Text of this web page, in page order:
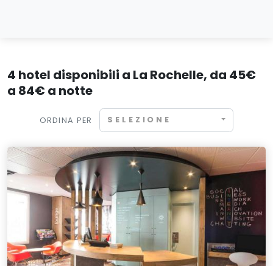
4 hotel disponibili a La Rochelle, da 45€
a 84€ a notte
ORDINA PER SELEZIONE